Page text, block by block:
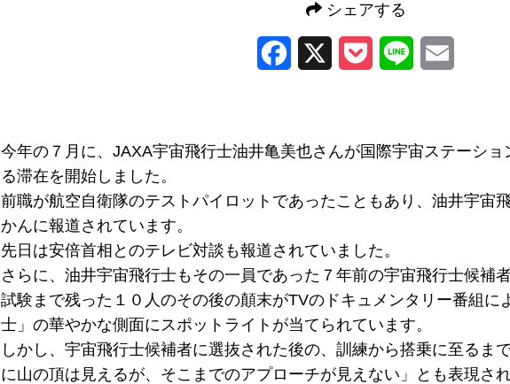
シェアする
Facebook Pocket Line
今年の７月に、JAXA宇宙飛行士油井亀美也さんが国際宇宙ステーシ
る滞在を開始しました。
前職が航空自衛隊のテストパイロットであったこともあり、油井宇宙
かんに報道されています。
先日は安倍首相とのテレビ対談も報道されていました。
さらに、油井宇宙飛行士もその一員であった７年前の宇宙飛行士候補
試験まで残った１０人のその後の顛末がTVのドキュメンタリー番組に
士」の華やかな側面にスポットライトが当てられています。
しかし、宇宙飛行士候補者に選抜された後の、訓練から搭乗に至るま
に山の頂は見えるが、そこまでのアプローチが見えない」とも表現され